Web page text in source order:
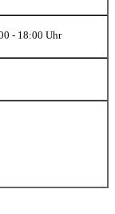
- 18:00 Uhr